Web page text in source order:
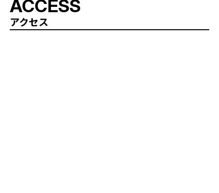
ACCESS
アクセス